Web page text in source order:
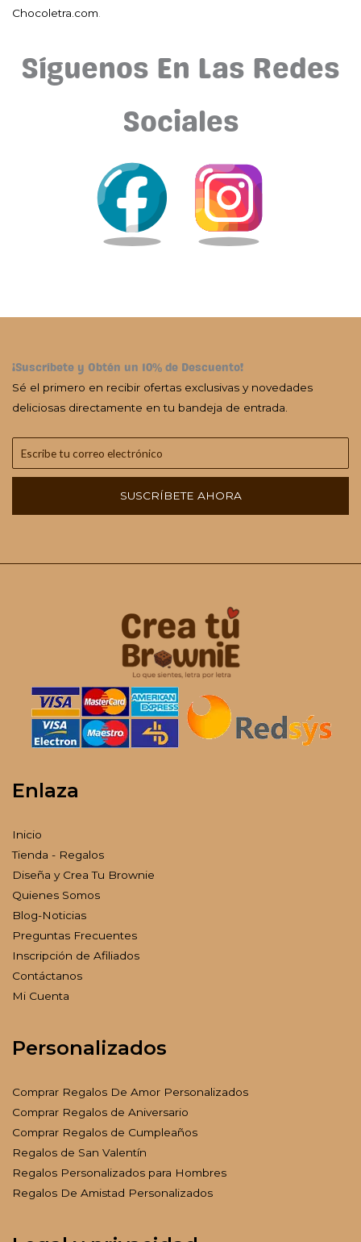
Chocoletra.com
Síguenos En Las Redes
Sociales
¡Suscríbete y Obtén un 10% de Descuento!
Sé el primero en recibir ofertas exclusivas y novedades
deliciosas directamente en tu bandeja de entrada.
SUSCRÍBETE AHORA
Enlaza
Inicio
Tienda - Regalos
Diseña y Crea Tu Brownie
Quienes Somos
Blog-Noticias
Preguntas Frecuentes
Inscripción de Afiliados
Contáctanos
Mi Cuenta
Personalizados
Comprar Regalos De Amor Personalizados
Comprar Regalos de Aniversario
Comprar Regalos de Cumpleaños
Regalos de San Valentín
Regalos Personalizados para Hombres
Regalos De Amistad Personalizados